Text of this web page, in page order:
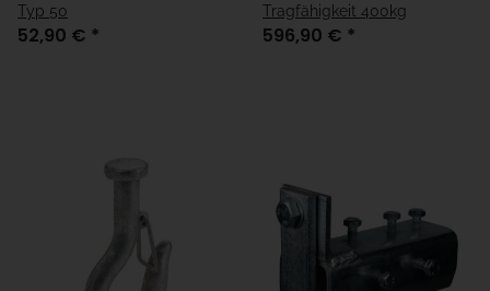
Typ 50
52,90 € *
Tragfähigkeit 400kg
596,90 € *